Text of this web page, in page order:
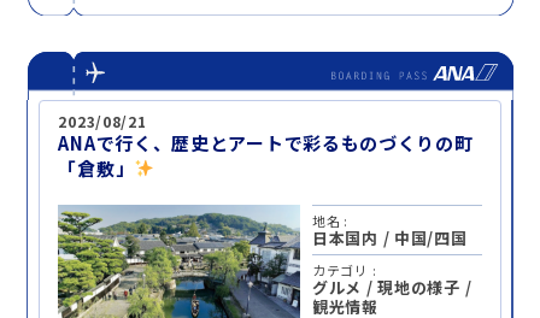
2023/08/21
ANAで行く、歴史とアートで彩るものづくりの町
「倉敷」
地名 :
日本国内 / 中国/四国
カテゴリ :
グルメ /現地の様子 /
観光情報